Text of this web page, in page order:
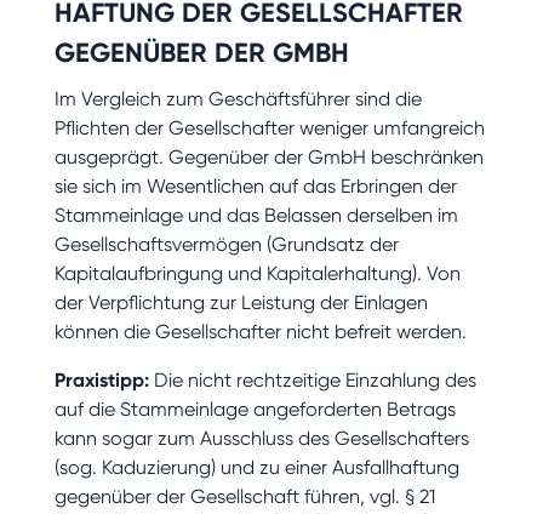
HAFTUNG DER GESELLSCHAFTER
GEGENÜBER DER GMBH
Im Vergleich zum Geschäftsführer sind die
Pflichten der Gesellschafter weniger umfangreich
ausgeprägt. Gegenüber der GmbH beschränken
sie sich im Wesentlichen auf das Erbringen der
Stammeinlage und das Belassen derselben im
Gesellschaftsvermögen (Grundsatz der
Kapitalaufbringung und Kapitalerhaltung). Von
der Verpflichtung zur Leistung der Einlagen
können die Gesellschafter nicht befreit werden.
Praxistipp: Die nicht rechtzeitige Einzahlung des
auf die Stammeinlage angeforderten Betrags
kann sogar zum Ausschluss des Gesellschafters
(sog. Kaduzierung) und zu einer Ausfallhaftung
gegenüber der Gesellschaft führen, vgl. § 21